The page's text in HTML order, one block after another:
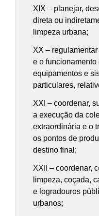
XIX – planejar,
direta ou
limpeza urbana;
XX –
e o
equipamentos e
particulares,
XXI – coordenar,
a execução da
extraordinária e o
os pontos de
destino final;
XXII – coordenar,
limpeza, coçada,
e logradouros
urbanos;